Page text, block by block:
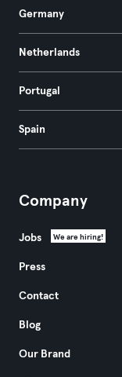
Germany
Netherlands
Portugal
Spain
Company
Jobs We are hiring!
Press
Contact
Blog
Our Brand